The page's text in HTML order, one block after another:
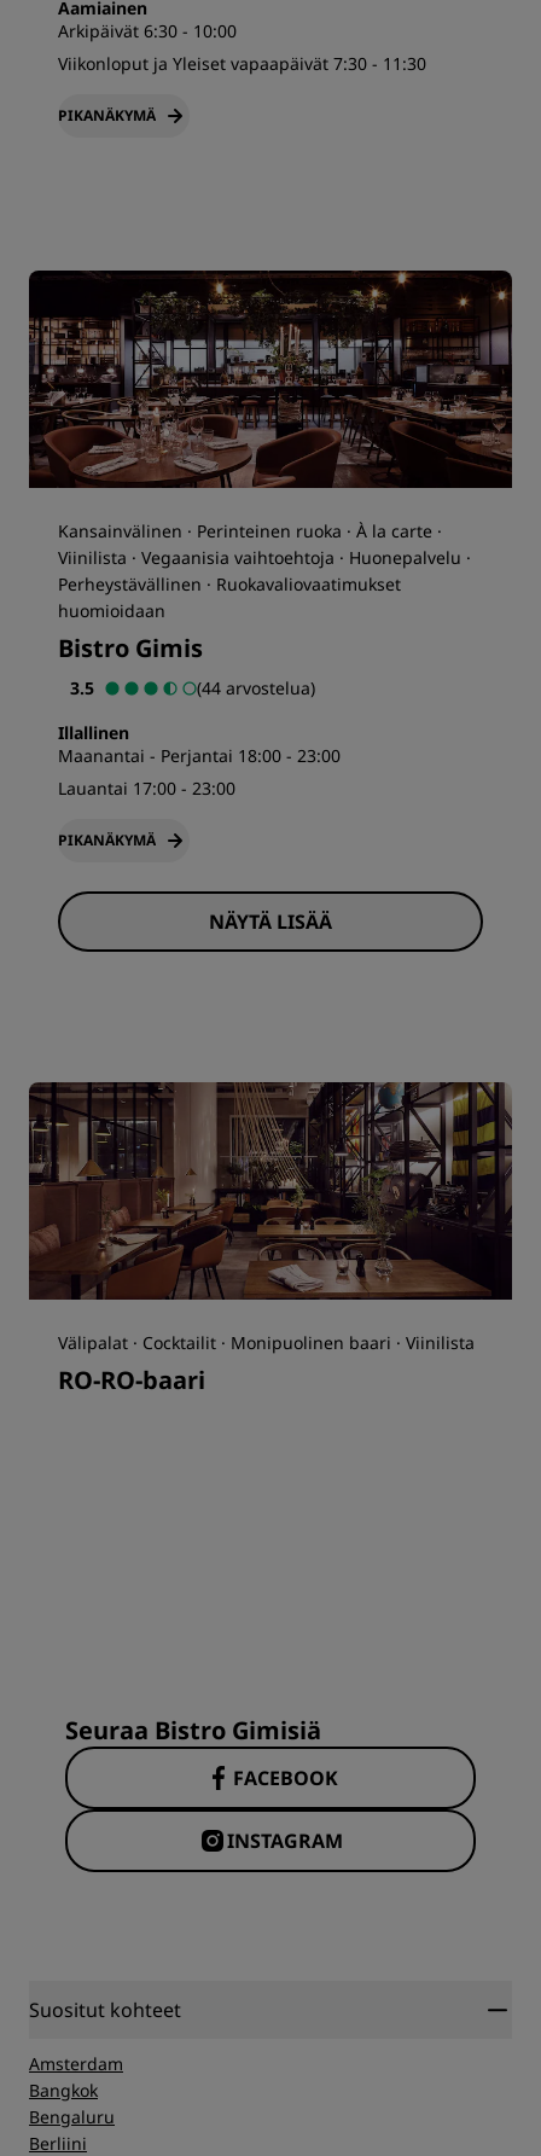
Aamiainen
Arkipäivät 6:30 - 10:00
Viikonloput ja Yleiset vapaapäivät 7:30 - 11:30
PIKANÄKYMÄ
Kansainvälinen · Perinteinen ruoka · À la carte ·
Viinilista · Vegaanisia vaihtoehtoja · Huonepalvelu ·
Perheystävällinen · Ruokavaliovaatimukset
huomioidaan
Bistro Gimis
3.5
(44 arvostelua)
Illallinen
Maanantai - Perjantai 18:00 - 23:00
Lauantai 17:00 - 23:00
PIKANÄKYMÄ
NÄYTÄ LISÄÄ
Välipalat · Cocktailit · Monipuolinen baari · Viinilista
RO-RO-baari
Seuraa Bistro Gimisiä
FACEBOOK
INSTAGRAM
Suositut kohteet
Amsterdam
Bangkok
Bengaluru
Berliini